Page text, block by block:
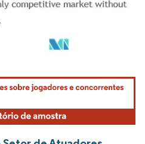
requer atribuição conforme CC BY 4.0.